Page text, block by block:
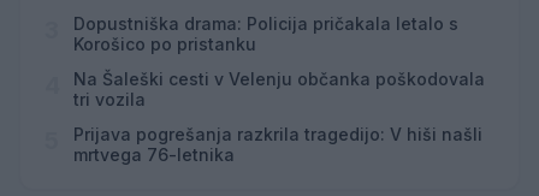
Dopustniška drama: Policija pričakala letalo s
Korošico po pristanku
Na Šaleški cesti v Velenju občanka poškodovala
tri vozila
Prijava pogrešanja razkrila tragedijo: V hiši našli
mrtvega 76-letnika